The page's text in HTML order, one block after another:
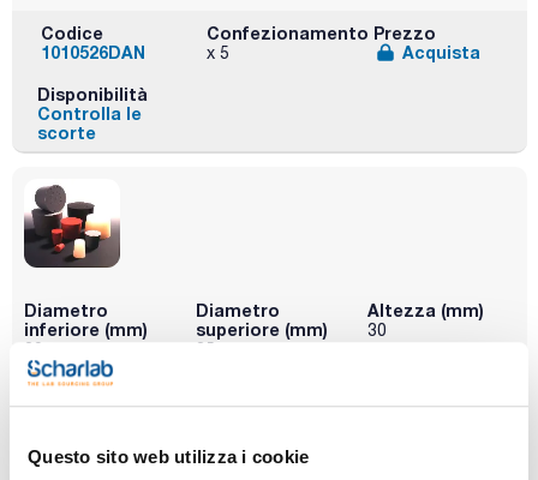
Questo sito web utilizza i cookie
Codice
1010526DAN
Confezionamento
x 5
Prezzo
Acquista
Disponibilità
Controlla le
scorte
Diametro
inferiore (mm)
29
Diametro
superiore (mm)
35
Altezza (mm)
30
Conf. (unità)
1
Codice
Confezionamento